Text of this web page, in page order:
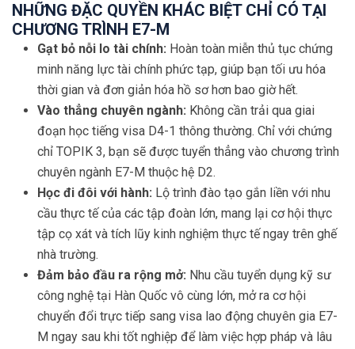
NHỮNG ĐẶC QUYỀN KHÁC BIỆT CHỈ CÓ TẠI
CHƯƠNG TRÌNH E7-M
Gạt bỏ nỗi lo tài chính: Hoàn toàn miễn thủ tục chứng
minh năng lực tài chính phức tạp, giúp bạn tối ưu hóa
thời gian và đơn giản hóa hồ sơ hơn bao giờ hết.
Vào thẳng chuyên ngành: Không cần trải qua giai
đoạn học tiếng visa D4-1 thông thường. Chỉ với chứng
chỉ TOPIK 3, bạn sẽ được tuyển thẳng vào chương trình
chuyên ngành E7-M thuộc hệ D2.
Học đi đôi với hành: Lộ trình đào tạo gắn liền với nhu
cầu thực tế của các tập đoàn lớn, mang lại cơ hội thực
tập cọ xát và tích lũy kinh nghiệm thực tế ngay trên ghế
nhà trường.
Đảm bảo đầu ra rộng mở: Nhu cầu tuyển dụng kỹ sư
công nghệ tại Hàn Quốc vô cùng lớn, mở ra cơ hội
chuyển đổi trực tiếp sang visa lao động chuyên gia E7-
M ngay sau khi tốt nghiệp để làm việc hợp pháp và lâu